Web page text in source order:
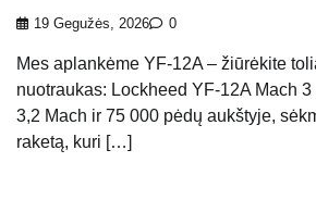
19 Gegužės, 2026 0
Mes aplankėme YF-12A – žiūrėkite
nuotraukas: Lockheed YF-12A Mach
3,2 Mach ir 75 000 pėdų aukštyje,
raketą, kuri […]